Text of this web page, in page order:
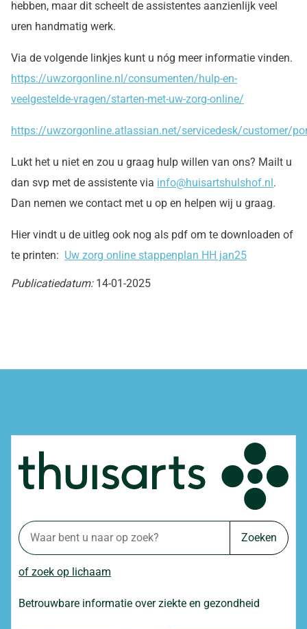
hebben, maar dit scheelt de assistentes aanzienlijk veel
uren handmatig werk.
Via de volgende linkjes kunt u nóg meer informatie vinden.
https://uwzorgonline.nl/consumenten/hulp-en-
veelgestelde-vragen/starten-met-uw-zorg-online/
https://uwzorgonline.atlassian.net/servicedesk/customer/
Lukt het u niet en zou u graag hulp willen van ons? Mailt u
dan svp met de assistente via info@huisartshulshof.nl .
Dan nemen we contact met u op en helpen wij u graag.
Hier vindt u de uitleg ook nog als pdf om te downloaden of
te printen: Uw zorg online stappenplan HH jan25
Publicatiedatum: 14-01-2025
Zoeken
of zoek op lichaam
Betrouwbare informatie over ziekte en gezondheid